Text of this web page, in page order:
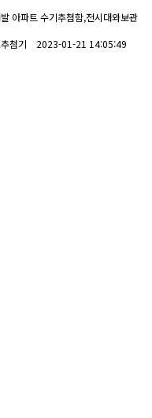
아파트 수기추첨함,전시대와보관
추첨기 2023-01-21 14:05:49